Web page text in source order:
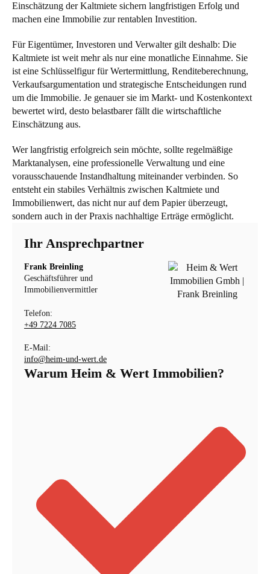
Einschätzung der Kaltmiete sichern langfristigen Erfolg und
machen eine Immobilie zur rentablen Investition.
Für Eigentümer, Investoren und Verwalter gilt deshalb: Die
Kaltmiete ist weit mehr als nur eine monatliche Einnahme. Sie
ist eine Schlüsselfigur für Wertermittlung, Renditeberechnung,
Verkaufsargumentation und strategische Entscheidungen rund
um die Immobilie. Je genauer sie im Markt- und Kostenkontext
bewertet wird, desto belastbarer fällt die wirtschaftliche
Einschätzung aus.
Wer langfristig erfolgreich sein möchte, sollte regelmäßige
Marktanalysen, eine professionelle Verwaltung und eine
vorausschauende Instandhaltung miteinander verbinden. So
entsteht ein stabiles Verhältnis zwischen Kaltmiete und
Immobilienwert, das nicht nur auf dem Papier überzeugt,
sondern auch in der Praxis nachhaltige Erträge ermöglicht.
Ihr Ansprechpartner
Frank Breinling
Geschäftsführer und
Immobilienvermittler
Telefon:
+49 7224 7085
E-Mail:
info@heim-und-wert.de
Warum Heim & Wert Immobilien?